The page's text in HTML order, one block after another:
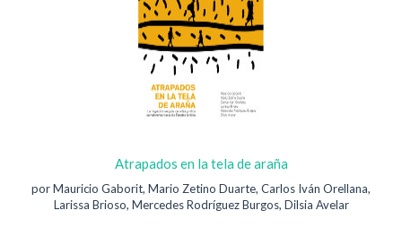
Atrapados en la tela de araña
por Mauricio Gaborit, Mario Zetino Duarte, Carlos Iván Orellana,
Larissa Brioso, Mercedes Rodríguez Burgos, Dilsia Avelar